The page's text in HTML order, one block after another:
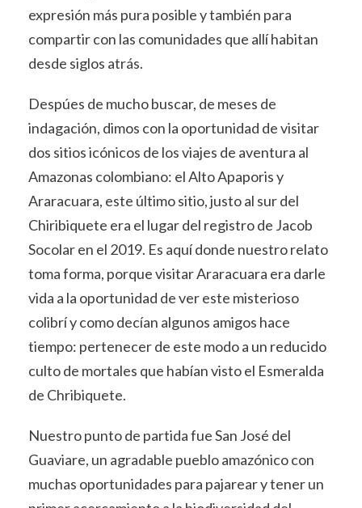
expresión más pura posible y también para
compartir con las comunidades que allí habitan
desde siglos atrás.
Despúes de mucho buscar, de meses de
indagación, dimos con la oportunidad de visitar
dos sitios icónicos de los viajes de aventura al
Amazonas colombiano: el Alto Apaporis y
Araracuara, este último sitio, justo al sur del
Chiribiquete era el lugar del registro de Jacob
Socolar en el 2019. Es aquí donde nuestro relato
toma forma, porque visitar Araracuara era darle
vida a la oportunidad de ver este misterioso
colibrí y como decían algunos amigos hace
tiempo: pertenecer de este modo a un reducido
culto de mortales que habían visto el Esmeralda
de Chribiquete.
Nuestro punto de partida fue San José del
Guaviare, un agradable pueblo amazónico con
muchas oportunidades para pajarear y tener un